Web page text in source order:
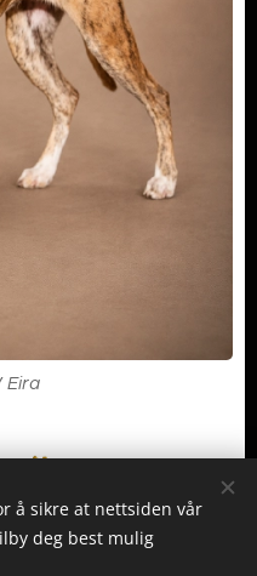
Eira♀️
å sikre at nettsiden vår
deg best mulig